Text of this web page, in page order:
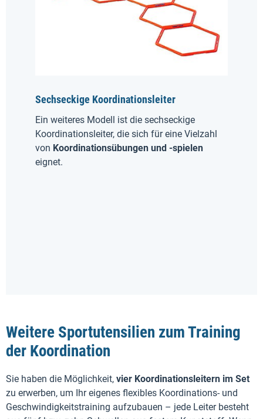
Sechseckige Koordinationsleiter
Ein weiteres Modell ist die sechseckige
Koordinationsleiter, die sich für eine Vielzahl
von Koordinationsübungen und -spielen
eignet.
Weitere Sportutensilien zum Training
der Koordination
Sie haben die Möglichkeit, vier Koordinationsleitern im Set
zu erwerben, um Ihr eigenes flexibles Koordinations- und
Geschwindigkeitstraining aufzubauen – jede Leiter besteht